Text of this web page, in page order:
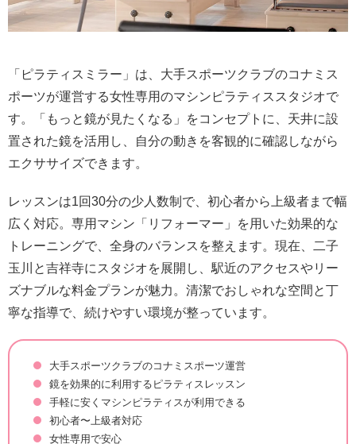
「ピラティスミラー」は、大手スポーツクラブのコナミス
ポーツが運営する女性専用のマシンピラティススタジオで
す。「もっと鏡が見たくなる」をコンセプトに、天井に設
置された鏡を活用し、自分の動きを客観的に確認しながら
エクササイズできます。
レッスンは1回30分の少人数制で、初心者から上級者まで幅
広く対応。専用マシン「リフォーマー」を用いた効果的な
トレーニングで、全身のバランスを整えます。現在、二子
玉川と吉祥寺にスタジオを展開し、駅近のアクセスやリー
ズナブルな料金プランが魅力。清潔でおしゃれな空間と丁
寧な指導で、続けやすい環境が整っています。
大手スポーツクラブのコナミスポーツ運営
鏡を効果的に利用するピラティスレッスン
手軽に安くマシンピラティスが利用できる
初心者〜上級者対応
女性専用で安心